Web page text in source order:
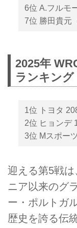
6位 A.フルモ
7位 勝田貴元
2025年
ランキング
1位 トヨタ
2位 ヒョンデ
3位 Mスポー
迎える第5戦
ニア以来のグ
ー・ポルトガ
歴史を誇る伝